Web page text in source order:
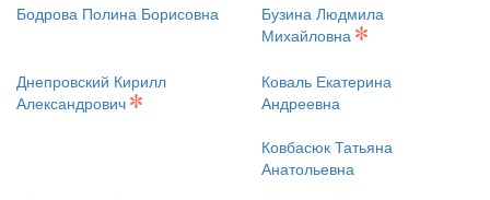
Бодрова Полина Борисовна
Бузина Людмила
Михайловна
Днепровский Кирилл
Александрович
Коваль Екатерина
Андреевна
Ковбасюк Татьяна
Анатольевна